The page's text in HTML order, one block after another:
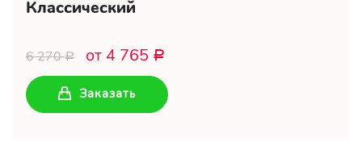
Классический
6 270Р от 4 765 Р
Заказать